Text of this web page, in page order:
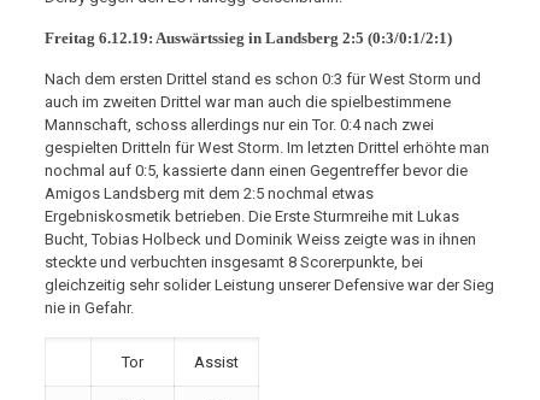
Freitag 6.12.19: Auswärtssieg in Landsberg 2:5 (0:3/0:1/2:1)
Nach dem ersten Drittel stand es schon 0:3 für West Storm und
auch im zweiten Drittel war man auch die spielbestimmene
Mannschaft, schoss allerdings nur ein Tor. 0:4 nach zwei
gespielten Dritteln für West Storm. Im letzten Drittel erhöhte man
nochmal auf 0:5, kassierte dann einen Gegentreffer bevor die
Amigos Landsberg mit dem 2:5 nochmal etwas
Ergebniskosmetik betrieben. Die Erste Sturmreihe mit Lukas
Bucht, Tobias Holbeck und Dominik Weiss zeigte was in ihnen
steckte und verbuchten insgesamt 8 Scorerpunkte, bei
gleichzeitig sehr solider Leistung unserer Defensive war der Sieg
nie in Gefahr.
Tor Assist